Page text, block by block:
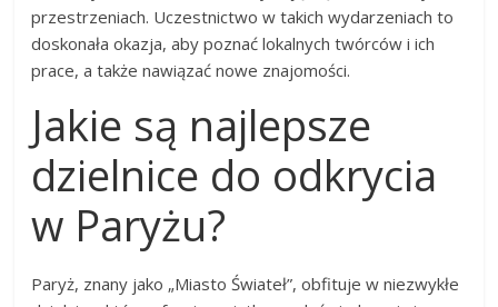
przestrzeniach. Uczestnictwo w takich wydarzeniach to
doskonała okazja, aby poznać lokalnych twórców i ich
prace, a także nawiązać nowe znajomości.
Jakie są najlepsze
dzielnice do odkrycia
w Paryżu?
Paryż, znany jako „Miasto Świateł”, obfituje w niezwykłe